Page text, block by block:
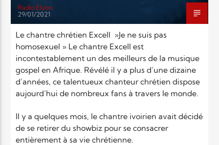
Radio Elyon
29/01/2021
Le chantre chrétien Excell »Je ne suis pas
homosexuel » Le chantre Excell est
incontestablement un des meilleurs de la musique
gospel en Afrique. Révélé il y a plus d’une dizaine
d’années, ce talentueux chanteur chrétien dispose
aujourd’hui de nombreux fans à travers le monde.
Il y a quelques mois, le chantre ivoirien avait décidé
de se retirer du showbiz pour se consacrer
entièrement à sa vie chrétienne.